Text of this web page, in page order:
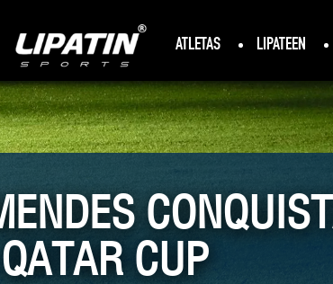
ATLETAS LIPATEEN
CUP